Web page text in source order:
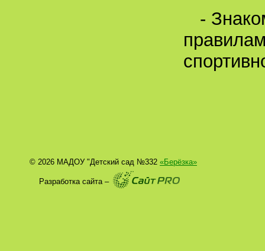
-
© 2026 МАДОУ "Детский сад №332 «Берёзка»
Разработка сайта –